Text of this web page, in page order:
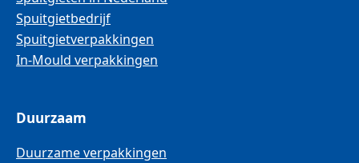
Spuitgietbedrijf
Spuitgietverpakkingen
In-Mould verpakkingen
Duurzaam
Duurzame verpakkingen